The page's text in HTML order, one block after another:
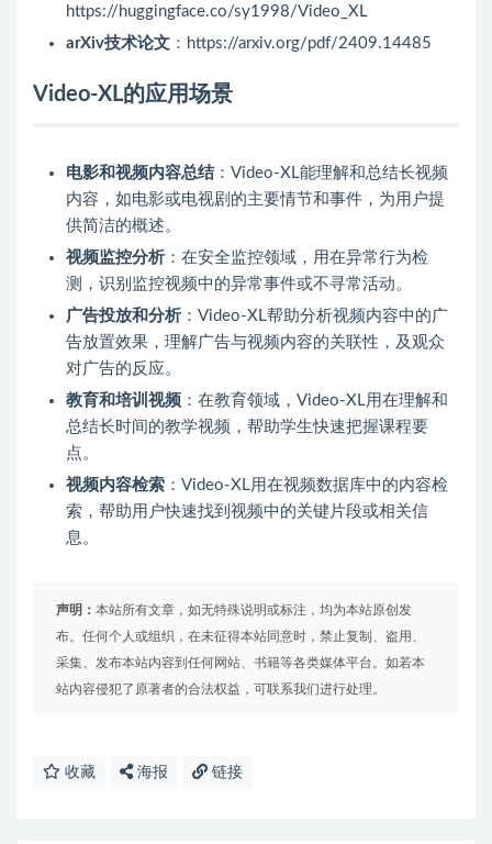
https://huggingface.co/sy1998/Video_XL
arXiv技术论文 ：https://arxiv.org/pdf/2409.14485
Video-XL的应用场景
电影和视频内容总结：Video-XL能理解和总结长视频
内容，如电影或电视剧的主要情节和事件，为用户提
供简洁的概述。
视频监控分析 ：在安全监控领域，用在异常行为检
测，识别监控视频中的异常事件或不寻常活动。
广告投放和分析 ：Video-XL帮助分析视频内容中的广
告放置效果，理解广告与视频内容的关联性，及观众
对广告的反应。
教育和培训视频 ：在教育领域，Video-XL用在理解和
总结长时间的教学视频，帮助学生快速把握课程要
点。
视频内容检索 ：Video-XL用在视频数据库中的内容检
索，帮助用户快速找到视频中的关键片段或相关信
息。
声明： 本站所有文章，如无特殊说明或标注，均为本站原创发
布。任何个人或组织，在未征得本站同意时，禁止复制、盗用、
采集、发布本站内容到任何网站、书籍等各类媒体平台。如若本
站内容侵犯了原著者的合法权益，可联系我们进行处理。
收藏 海报 链接